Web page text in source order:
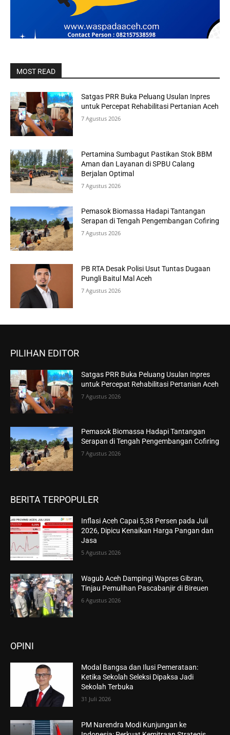
MOST READ
Satgas PRR Buka Peluang Usulan Inpres
untuk Percepat Rehabilitasi Pertanian Aceh
7 Agustus 2026
Pertamina Sumbagut Pastikan Stok BBM
Aman dan Layanan di SPBU Calang
Berjalan Optimal
7 Agustus 2026
Pemasok Biomassa Hadapi Tantangan
Serapan di Tengah Pengembangan Cofiring
7 Agustus 2026
PB RTA Desak Polisi Usut Tuntas Dugaan
Pungli Baitul Mal Aceh
7 Agustus 2026
PILIHAN EDITOR
Satgas PRR Buka Peluang Usulan Inpres
untuk Percepat Rehabilitasi Pertanian Aceh
7 Agustus 2026
Pemasok Biomassa Hadapi Tantangan
Serapan di Tengah Pengembangan Cofiring
7 Agustus 2026
BERITA TERPOPULER
Inflasi Aceh Capai 5,38 Persen pada Juli
2026, Dipicu Kenaikan Harga Pangan dan
Jasa
5 Agustus 2026
Wagub Aceh Dampingi Wapres Gibran,
Tinjau Pemulihan Pascabanjir di Bireuen
6 Agustus 2026
OPINI
Modal Bangsa dan Ilusi Pemerataan:
Ketika Sekolah Seleksi Dipaksa Jadi
Sekolah Terbuka
31 Juli 2026
PM Narendra Modi Kunjungan ke